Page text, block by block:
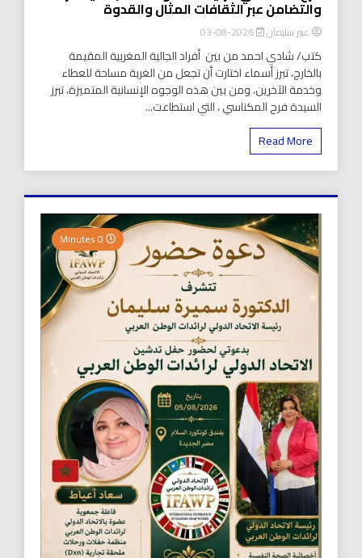
والتضامن عبر الثقافات المثال والقدوة
عبير سليمان 2026-08-03
كتب/ شادي احمد من بين أفراد الجالية المغربية المقيمة
بالخارج، تبرز أسماء اختارت أن تجعل من الغربة مساحة للعطاء
وخدمة الآخرين، ومن بين هذه الوجوه الإنسانية المتميزة، تبرز
السيدة فرح المكناسي ، التي استطاعت...
Read More